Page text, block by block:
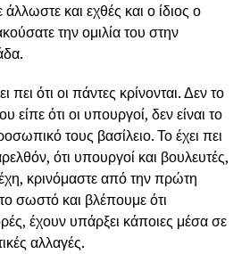
και εχθές και ο ίδιος ο
την ομιλία του στην
ότι οι πάντες κρίνονται. Δεν το
είπε ότι οι υπουργοί, δεν είναι το
τους βασίλειο. Το έχει πει
ότι υπουργοί και βουλευτές,
κρινόμαστε από την πρώτη
σωστό και βλέπουμε ότι
έχουν υπάρξει κάποιες μέσα σε
αλλαγές.